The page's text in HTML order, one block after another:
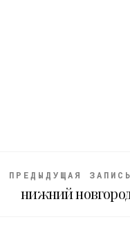
ПРЕДЫДУЩАЯ ЗАПИСЬ
нижний